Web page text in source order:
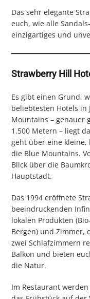
Das sehr elegante
euch, wie alle
einzigartiges und
Strawberry Hill
Es gibt einen Grund,
beliebtesten Hotels in
Mountains – genauer
1.500 Metern – liegt
geht über eine
die Blue Mountains.
Blick über die
Hauptstadt.
Das 1994 eröffnete
beeindruckenden
lokalen Produkten
Bergen) und Zimmer,
zwei Schlafzimmern
Balkon und bieten
die Natur.
Im Restaurant